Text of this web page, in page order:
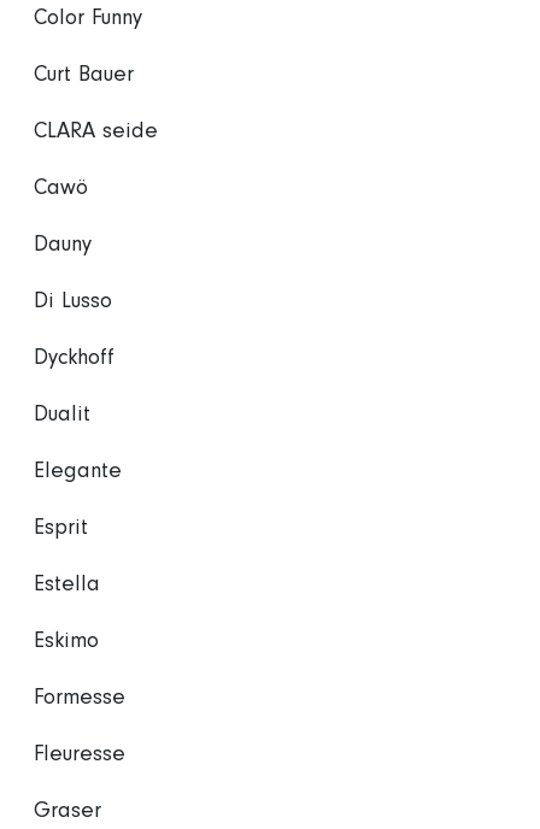
Color Funny
Curt Bauer
CLARA seide
Cawö
Dauny
Di Lusso
Dyckhoff
Dualit
Elegante
Esprit
Estella
Eskimo
Formesse
Fleuresse
Graser